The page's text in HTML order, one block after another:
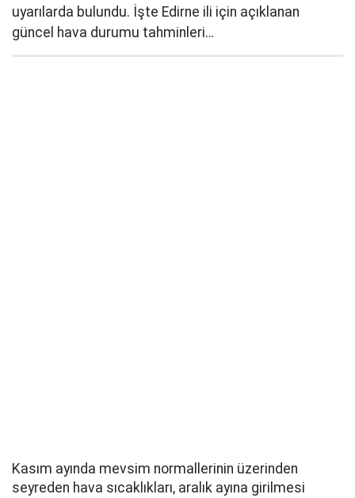
uyarılarda bulundu. İşte Edirne ili için açıklanan
güncel hava durumu tahminleri…
Kasım ayında mevsim normallerinin üzerinden
seyreden hava sıcaklıkları, aralık ayına girilmesi